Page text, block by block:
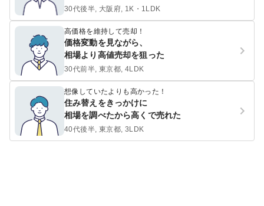
30代後半, 大阪府, 1K・1LDK
高価格を維持して売却！
価格変動を見ながら、
相場より高値売却を狙った
30代前半, 東京都, 4LDK
想像していたよりも高かった！
住み替えをきっかけに
相場を調べたから高くで売れた
40代後半, 東京都, 3LDK